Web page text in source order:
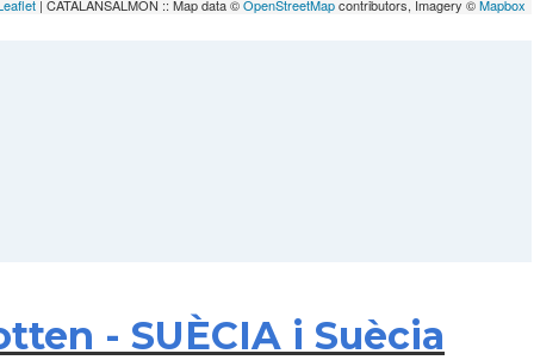
| CATALANSALMON :: Map data ©OpenStreetMapcontributors, Imagery ©Mapbox
- SUÈCIA i Suècia